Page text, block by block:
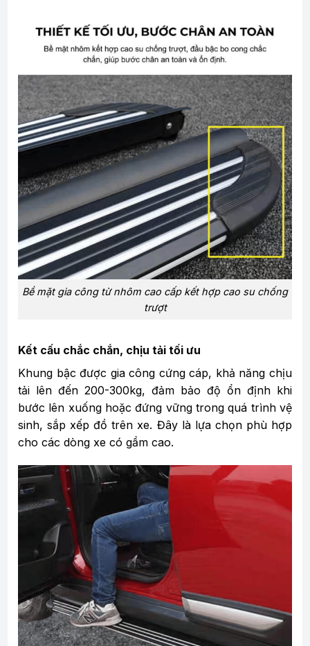
Bề mặt gia công từ nhôm cao cấp kết hợp cao su chống
trượt
Kết cấu chắc chắn, chịu tải tối ưu
Khung bậc được gia công cứng cáp, khả năng chịu
tải lên đến 200-300kg, đảm bảo độ ổn định khi
bước lên xuống hoặc đứng vững trong quá trình vệ
sinh, sắp xếp đồ trên xe. Đây là lựa chọn phù hợp
cho các dòng xe có gầm cao.